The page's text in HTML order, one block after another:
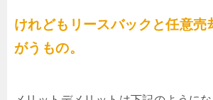
けれどもリースバックと任意売
がうもの。